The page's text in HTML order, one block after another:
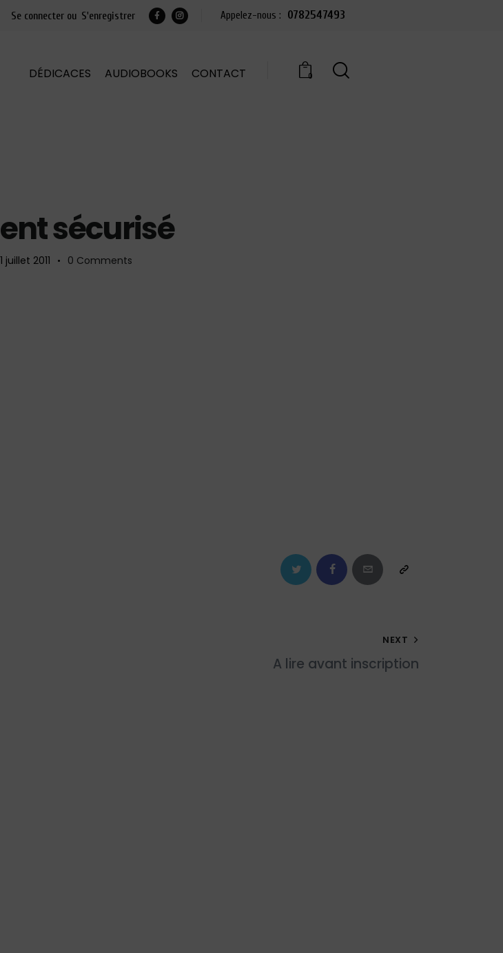
Se connecter ou S'enregistrer Appelez-nous : 0782547493
DÉDICACES AUDIOBOOKS CONTACT 0
sécurisé
1 juillet 2011 0 Comments
NEXT
A lire avant inscription